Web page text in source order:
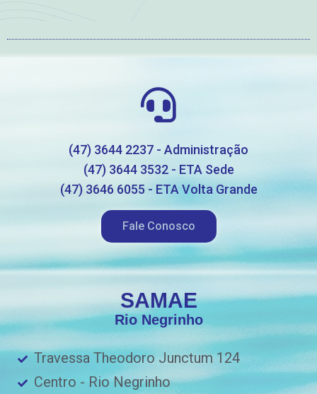
(47) 3644 2237 - Administração
(47) 3644 3532 - ETA Sede
(47) 3646 6055 - ETA Volta Grande
Fale Conosco
SAMAE
Rio Negrinho
Travessa Theodoro Junctum 124
Centro - Rio Negrinho